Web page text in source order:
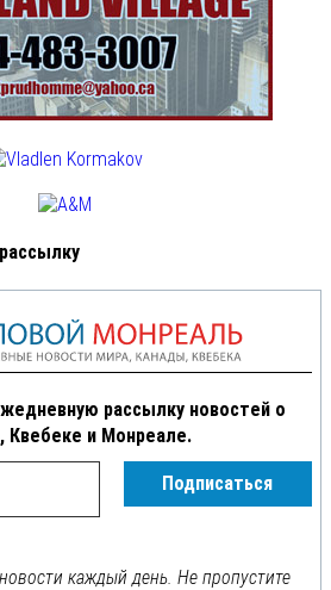
рассылку новостей о
Квебеке и Монреале.
каждый день. Не пропустите